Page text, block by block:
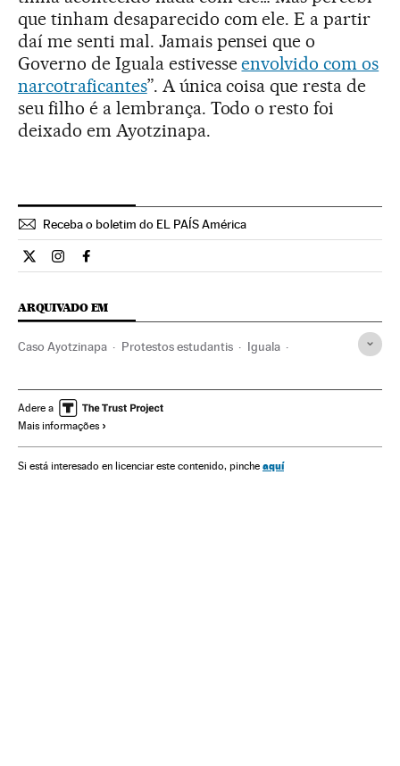
que tinham desaparecido com ele. E a partir
daí me senti mal. Jamais pensei que o
Governo de Iguala estivesseenvolvido com os
narcotraficantes”. A única coisa que resta de
seu filho é a lembrança. Todo o resto foi
deixado em Ayotzinapa.
Receba o boletim do EL PAÍS América
Internacional El País Brasil en Twitter
Internacional El País Brasil en Instagram
Internacional El País Brasil en Facebook
ARQUIVADO EM
Caso Ayotzinapa Protestos estudantis Iguala
Ação policial Polícia Casos judiciais
Comunidade educativa
Força segurança América do Norte América Latina
Adere a
Mais informações
Si está interesado en licenciar este contenido, pinche aquí